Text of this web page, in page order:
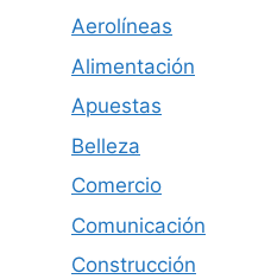
Aerolíneas
Alimentación
Apuestas
Belleza
Comercio
Comunicación
Construcción